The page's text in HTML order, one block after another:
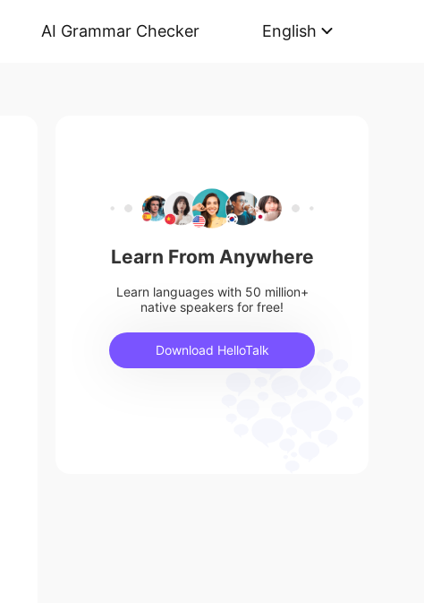
AI Grammar Checker English
Learn From Anywhere
Learn languages with 50 million+
native speakers for free!
Download HelloTalk